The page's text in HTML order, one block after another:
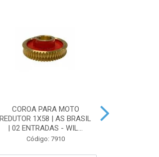
COROA PARA MOTO
REDUTOR 1X58 | AS BRASIL
| 02 ENTRADAS - WIL...
Código: 7910